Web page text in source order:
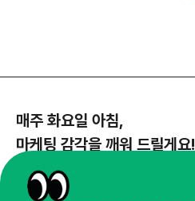
매주 화요일 아침,
마케팅 감각을 깨워 드릴게요!
뉴스레터 구독하기